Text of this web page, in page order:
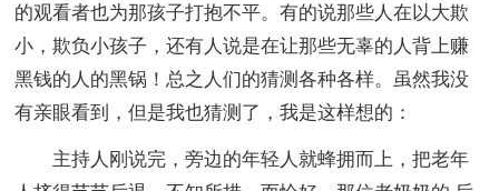
的观看者也为那孩子打抱不平。有的说那些人在以大欺
小，欺负小孩子，还有人说是在让那些无辜的人背上赚
黑钱的人的黑锅！总之人们的猜测各种各样。虽然我没
有亲眼看到，但是我也猜测了，我是这样想的：
主持人刚说完，旁边的年轻人就蜂拥而上，把老年